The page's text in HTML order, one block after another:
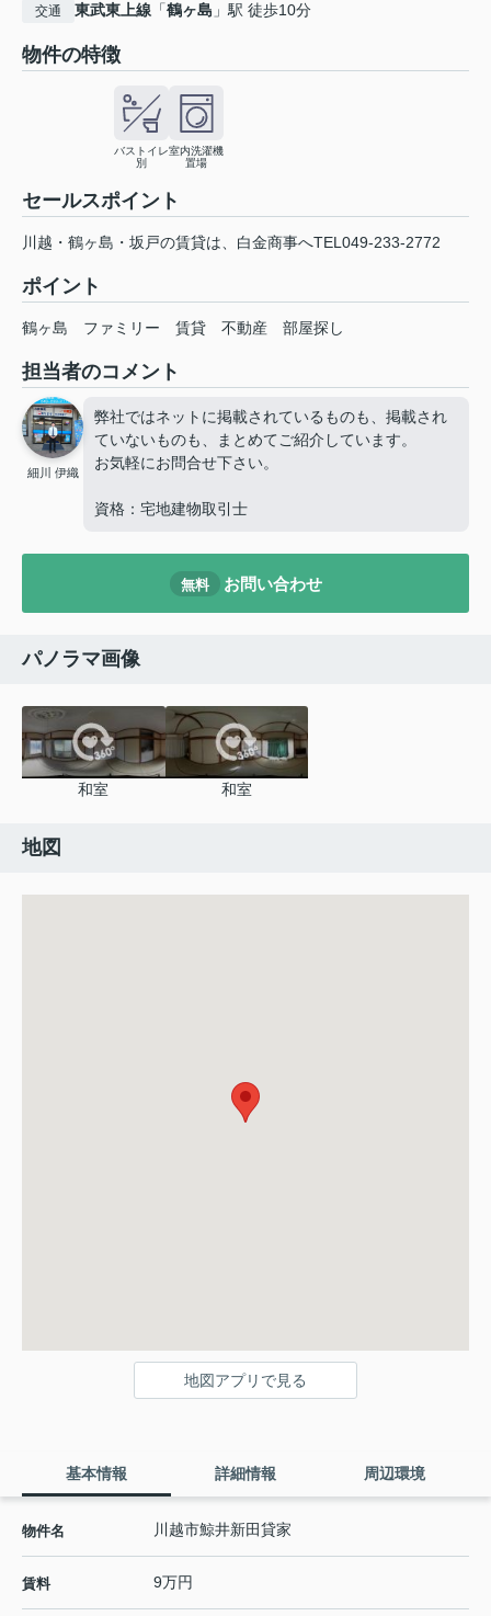
交通 東武東上線 「鶴ヶ島 」駅 徒歩10分
物件の特徴
バストイレ
別
室内洗濯機
置場
セールスポイント
川越・鶴ヶ島・坂戸の賃貸は、白金商事へTEL049-233-2772
ポイント
鶴ヶ島 ファミリー 賃貸 不動産 部屋探し
担当者のコメント
細川 伊織
弊社ではネットに掲載されているものも、掲載され
ていないものも、まとめてご紹介しています。
お気軽にお問合せ下さい。
資格：宅地建物取引士
無料 お問い合わせ
パノラマ画像
和室 和室
地図
地図アプリで見る
基本情報 詳細情報 周辺環境
物件名 川越市鯨井新田貸家
賃料 9万円